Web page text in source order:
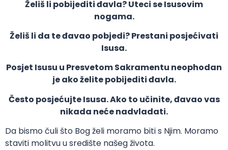
Želiš li pobijediti đavla? Uteci se Isusovim
nogama.
Želiš li da te đavao pobjedi? Prestani posjećivati
Isusa.
Posjet Isusu u Presvetom Sakramentu neophodan
je ako želite pobijediti đavla.
Često posjećujte Isusa. Ako to učinite, đavao vas
nikada neće nadvladati.
Da bismo čuli što Bog želi moramo biti s Njim. Moramo
staviti molitvu u središte našeg života.